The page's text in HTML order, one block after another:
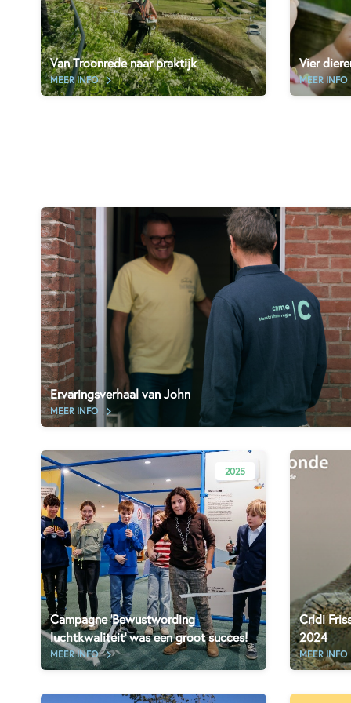
Van Troonrede naar praktijk
MEER INFO
Vier
MEER INFO
Ervaringsverhaal van John
MEER INFO
2025
Campagne 'Bewustwording
luchtkwaliteit' was een groot succes!
MEER INFO
Cridi
2024
MEER INFO